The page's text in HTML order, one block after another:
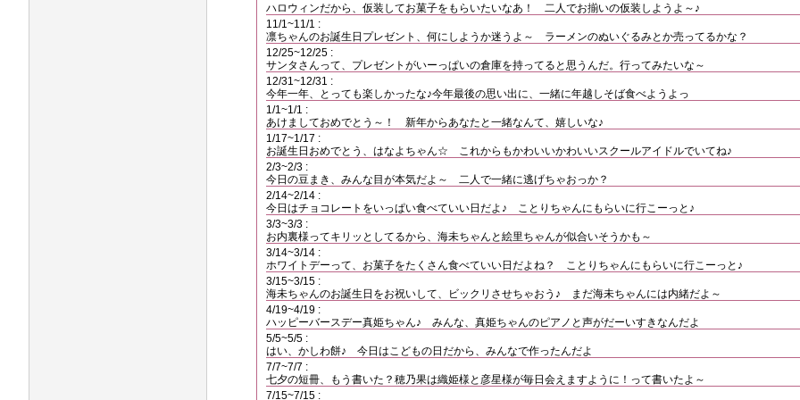
ハロウィンだから、仮装してお菓子をもらいたいなあ！ 二人でお揃いの仮装しようよ～♪
11/1~11/1 :
凛ちゃんのお誕生日プレゼント、何にしようか迷うよ～ ラーメンのぬいぐるみとか売ってるかな？
12/25~12/25 :
サンタさんって、プレゼントがいーっぱいの倉庫を持ってると思うんだ。行ってみたいな～
12/31~12/31 :
今年一年、とっても楽しかったな♪今年最後の思い出に、一緒に年越しそば食べようよっ
1/1~1/1 :
あけましておめでとう～！ 新年からあなたと一緒なんて、嬉しいな♪
1/17~1/17 :
お誕生日おめでとう、はなよちゃん☆ これからもかわいいかわいいスクールアイドルでいてね♪
2/3~2/3 :
今日の豆まき、みんな目が本気だよ～ 二人で一緒に逃げちゃおっか？
2/14~2/14 :
今日はチョコレートをいっぱい食べていい日だよ♪ ことりちゃんにもらいに行こーっと♪
3/3~3/3 :
お内裏様ってキリッとしてるから、海未ちゃんと絵里ちゃんが似合いそうかも～
3/14~3/14 :
ホワイトデーって、お菓子をたくさん食べていい日だよね？ ことりちゃんにもらいに行こーっと♪
3/15~3/15 :
海未ちゃんのお誕生日をお祝いして、ビックリさせちゃおう♪ まだ海未ちゃんには内緒だよ～
4/19~4/19 :
ハッピーバースデー真姫ちゃん♪ みんな、真姫ちゃんのピアノと声がだーいすきなんだよ
5/5~5/5 :
はい、かしわ餅♪ 今日はこどもの日だから、みんなで作ったんだよ
7/7~7/7 :
七夕の短冊、もう書いた？穂乃果は織姫様と彦星様が毎日会えますように！って書いたよ～
7/15~7/15 :